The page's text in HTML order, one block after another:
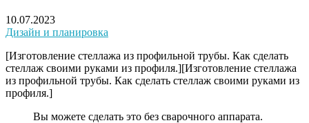
10.07.2023
Дизайн и планировка
[Изготовление стеллажа из профильной трубы. Как сделать
стеллаж своими руками из профиля.][Изготовление стеллажа
из профильной трубы. Как сделать стеллаж своими руками из
профиля.]
Вы можете сделать это без сварочного аппарата.